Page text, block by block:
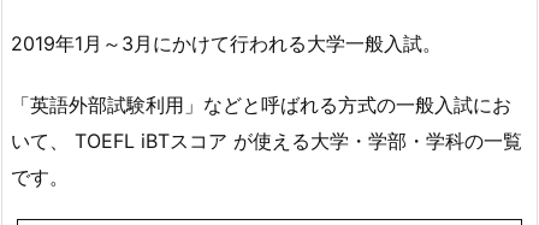
2019年1月～3月にかけて行われる大学一般入試。
「英語外部試験利用」などと呼ばれる方式の一般入試にお
いて、 TOEFL iBTスコア が使える大学・学部・学科の一覧
です。